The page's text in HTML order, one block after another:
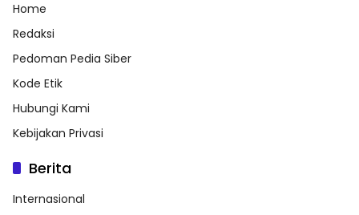
Home
Redaksi
Pedoman Pedia Siber
Kode Etik
Hubungi Kami
Kebijakan Privasi
Berita
Internasional